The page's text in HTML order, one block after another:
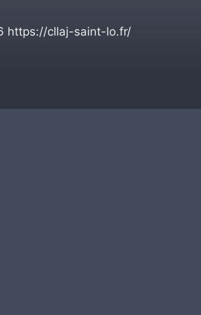
https://cllaj-saint-lo.fr/